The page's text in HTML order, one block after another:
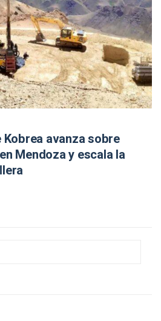
avanza sobre
Mendoza y escala la